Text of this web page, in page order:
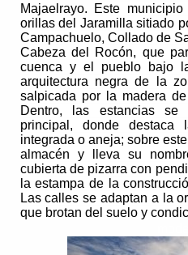
Majaelrayo.
Este municipio
orillas del Jaramilla sitiado
Campachuelo, Collado de
Cabeza del Rocón, que
cuenca y el pueblo bajo
arquitectura negra de la
salpicada por la madera
Dentro, las estancias
principal, donde
integrada o aneja; sobre
almacén y lleva su
cubierta de pizarra con
la estampa de la
Las calles se adaptan a la
que brotan del suelo y